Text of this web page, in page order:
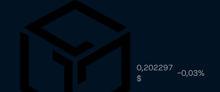
0,202297
$
-0,03%